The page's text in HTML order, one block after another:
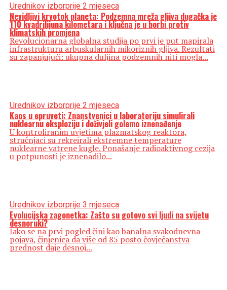
Urednikov izborprije 2 mjeseca
Nevidljivi krvotok planeta: Podzemna mreža gljiva dugačka je
110 kvadrilijuna kilometara i ključna je u borbi protiv
klimatskih promjena
Revolucionarna globalna studija po prvi je put mapirala
infrastrukturu arbuskularnih mikoriznih gljiva. Rezultati
su zapanjujući: ukupna duljina podzemnih niti mogla...
Urednikov izborprije 2 mjeseca
Kaos u epruveti: Znanstvenici u laboratoriju simulirali
nuklearnu eksploziju i doživjeli golemo iznenađenje
U kontroliranim uvjetima plazmatskog reaktora,
stručnjaci su rekreirali ekstremne temperature
nuklearne vatrene kugle. Ponašanje radioaktivnog cezija
u potpunosti je iznenadilo...
Urednikov izborprije 3 mjeseca
Evolucijska zagonetka: Zašto su gotovo svi ljudi na svijetu
desnoruki?
Iako se na prvi pogled čini kao banalna svakodnevna
pojava, činjenica da više od 85 posto čovječanstva
prednost daje desnoj...